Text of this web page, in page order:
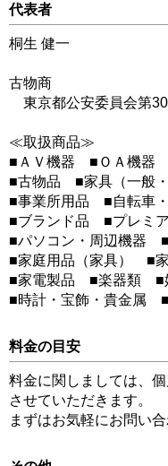
代表者
桐生 健一
古物商
東京都公安委員会第
≪取扱商品≫
■ＡＶ機器 ■ＯＡ機器
■古物品 ■家具（一般・
■事業所用品 ■自転車
■ブランド品 ■プレミ
■パソコン・周辺機器
■家庭用品（家具） ■家
■家電製品 ■楽器類 ■
■時計・宝飾・貴金属
料金の目安
料金に関しましては、
させていただきます。
まずはお気軽にお問い合